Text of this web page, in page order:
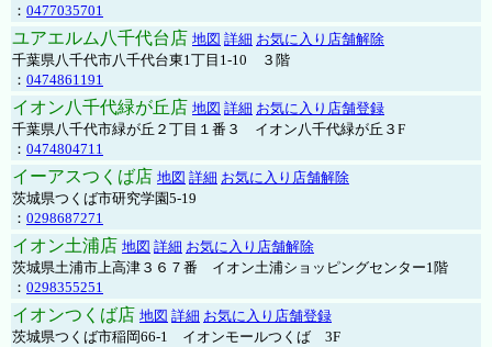
： 0477035701
ユアエルム八千代台店 地図 詳細 お気に入り店舗解除
千葉県八千代市八千代台東1丁目1-10 ３階
： 0474861191
イオン八千代緑が丘店 地図 詳細 お気に入り店舗登録
千葉県八千代市緑が丘２丁目１番３ イオン八千代緑が丘３F
： 0474804711
イーアスつくば店 地図 詳細 お気に入り店舗解除
茨城県つくば市研究学園5-19
： 0298687271
イオン土浦店 地図 詳細 お気に入り店舗解除
茨城県土浦市上高津３６７番 イオン土浦ショッピングセンター1階
： 0298355251
イオンつくば店 地図 詳細 お気に入り店舗登録
茨城県つくば市稲岡66-1 イオンモールつくば 3F